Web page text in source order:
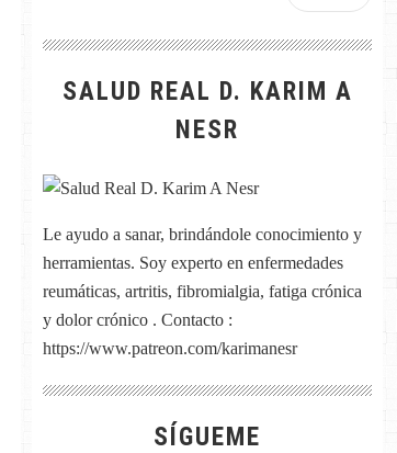
SALUD REAL D. KARIM A
NESR
Le ayudo a sanar, brindándole conocimiento y
herramientas. Soy experto en enfermedades
reumáticas, artritis, fibromialgia, fatiga crónica
y dolor crónico . Contacto :
https://www.patreon.com/karimanesr
SÍGUEME